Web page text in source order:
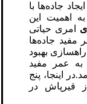
جاده‌ها با
اهمیت این
امری حیاتی
جاده‌ها
بهبود
به عمر مفید
اینجا، پنج
قیرپاش در